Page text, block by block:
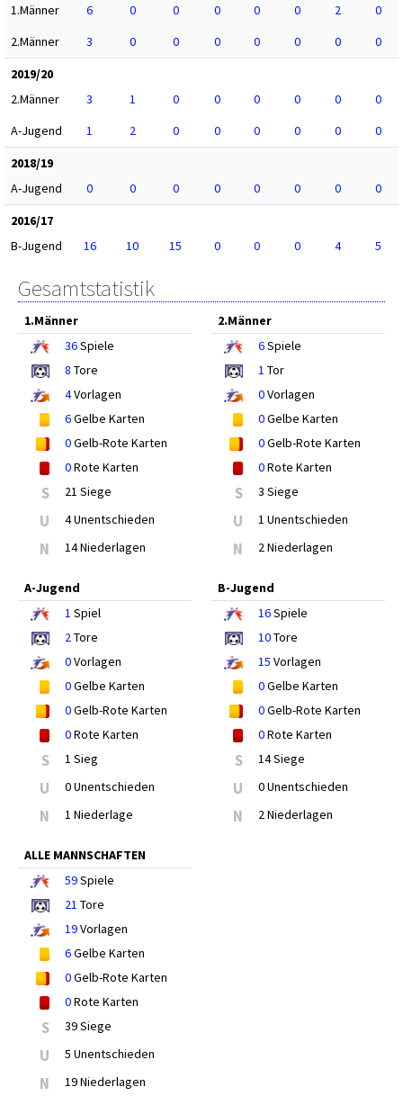
1.Männer
6 0 0 0 0 0 2
0
2.Männer
3 0 0 0 0 0 0
0
2019/20
2.Männer
3 1 0 0 0 0 0
0
A-Jugend
1 2 0 0 0 0 0
0
2018/19
A-Jugend
0 0 0 0 0 0 0
0
2016/17
B-Jugend
16 10 15 0 0 0 4 5
Gesamtstatistik
1.Männer
36Spiele
8 Tore
4Vorlagen
6Gelbe Karten
0Gelb-Rote Karten
0Rote Karten
S 21 Siege
U 4 Unentschieden
N 14 Niederlagen
2.Männer
6Spiele
1 Tor
0Vorlagen
0Gelbe Karten
0Gelb-Rote Karten
0Rote Karten
S 3 Siege
U 1 Unentschieden
N 2 Niederlagen
A-Jugend
1 Spiel
2Tore
0Vorlagen
0Gelbe Karten
0Gelb-Rote Karten
0Rote Karten
S 1 Sieg
U 0 Unentschieden
N 1 Niederlage
B-Jugend
16Spiele
10Tore
15 Vorlagen
0Gelbe Karten
0Gelb-Rote Karten
0Rote Karten
S 14 Siege
U 0 Unentschieden
N 2 Niederlagen
ALLE MANNSCHAFTEN
59Spiele
21 Tore
19Vorlagen
6Gelbe Karten
0Gelb-Rote Karten
0Rote Karten
S 39 Siege
U 5 Unentschieden
N 19 Niederlagen